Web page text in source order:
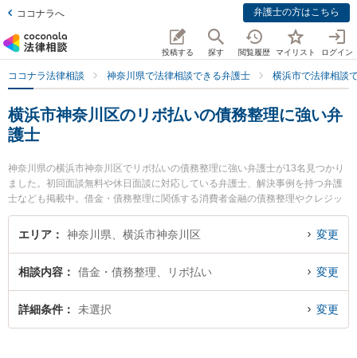
ココナラへ 弁護士の方はこちら
投稿する 探す 閲覧履歴 マイリスト ログイン
ココナラ法律相談 神奈川県で法律相談できる弁護士 横浜市で法律相談
横浜市神奈川区のリボ払いの債務整理に強い弁
護士
神奈川県の横浜市神奈川区でリボ払いの債務整理に強い弁護士が13名見つかり
ました。初回面談無料や休日面談に対応している弁護士、解決事例を持つ弁護
士なども掲載中。借金・債務整理に関係する消費者金融の債務整理やクレジッ
ト会社の債務整理、リボ払いの債務整理等の細かな分野での絞り込み検索もで
き便利です。特に弁護士法人心 横浜法律事務所の岡安 倫矢弁護士や横浜西口法
で土日や夜間に発生したリボ払いの債務整理のトラブルを今すぐに弁護士に相
談したい』『リボ払いの債務整理のトラブル解決の実績豊富な近くの弁護士を
検索したい』『初回相談無料でリボ払いの債務整理を法律相談できる横浜市神
エリア 神奈川県、横浜市神奈川区 変更
相談内容 借金・債務整理、リボ払い 変更
詳細条件 未選択 変更